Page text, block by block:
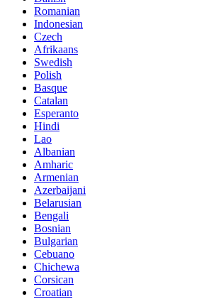
Romanian
Indonesian
Czech
Afrikaans
Swedish
Polish
Basque
Catalan
Esperanto
Hindi
Lao
Albanian
Amharic
Armenian
Azerbaijani
Belarusian
Bengali
Bosnian
Bulgarian
Cebuano
Chichewa
Corsican
Croatian